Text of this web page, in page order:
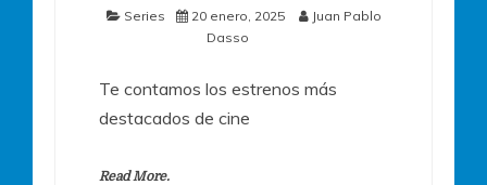
Series 20 enero, 2025
Juan Pablo
Dasso
Te contamos los estrenos más
destacados de cine
Read More.